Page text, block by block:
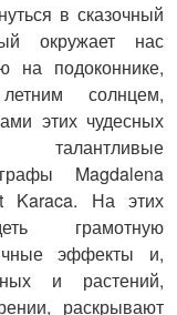
в сказочный
окружает нас
на подоконнике,
солнцем,
этих чудесных
Magdalena
Karaca. На этих
грамотную
эффекты и,
и растений,
раскрывают